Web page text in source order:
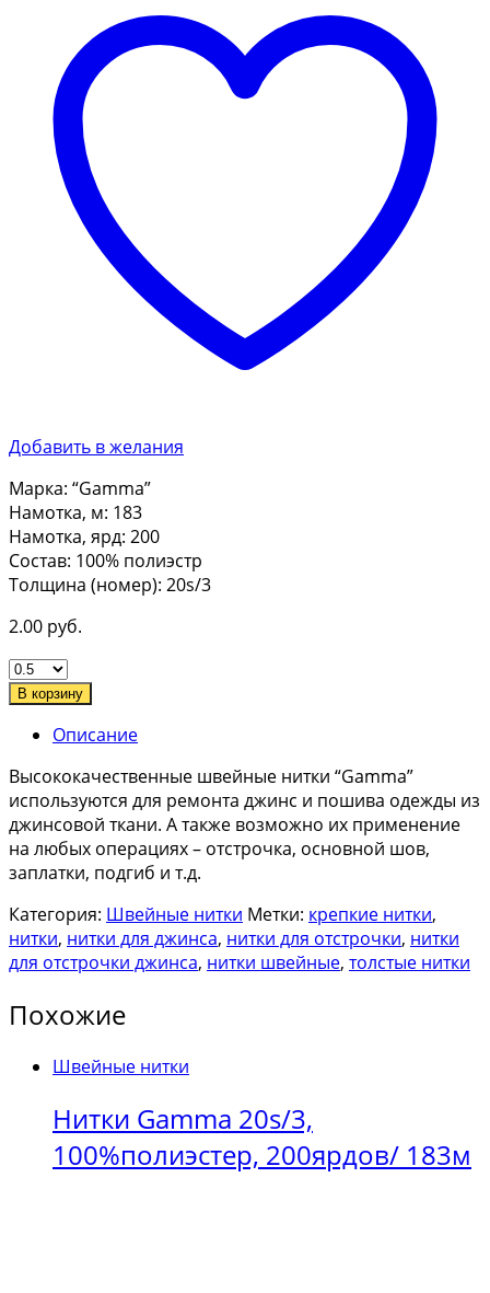
Добавить в желания
Марка: “Gamma”
Намотка, м: 183
Намотка, ярд: 200
Состав: 100% полиэстр
Толщина (номер): 20s/3
2.00 руб.
В корзину
Описание
Высококачественные швейные нитки “Gamma”
используются для ремонта джинс и пошива одежды из
джинсовой ткани. А также возможно их применение
на любых операциях – отстрочка, основной шов,
заплатки, подгиб и т.д.
Категория: Швейные нитки Метки: крепкие нитки,
нитки, нитки для джинса, нитки для отстрочки, нитки
для отстрочки джинса, нитки швейные, толстые нитки
Похожие
Швейные нитки
Нитки Gamma 20s/3,
100%полиэстер, 200ярдов/ 183м